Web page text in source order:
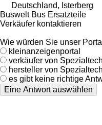
Deutschland, Isterberg
Buswelt Bus Ersatzteile
Verkäufer kontaktieren
Wie würden Sie unser
kleinanzeigenportal
verkäufer von
hersteller von
es gibt keine richtige
Eine Antwort auswählen